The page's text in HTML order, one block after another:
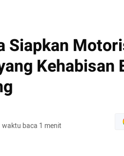
Siapkan
Kehabisan
waktu baca 1 menit